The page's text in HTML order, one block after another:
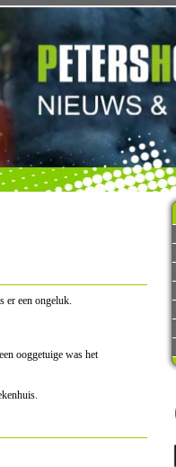
er een ongeluk.
ooggetuige was het